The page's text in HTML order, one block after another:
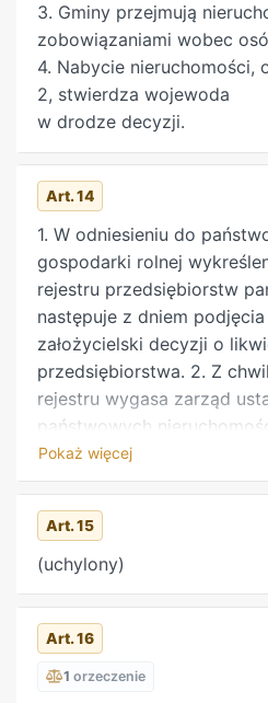
3. Gminy przejmują
zobowiązaniami wobec
4. Nabycie nieruchomości,
2, stwierdza wojewoda
w drodze decyzji.
Art. 14
1. W odniesieniu do
gospodarki rolnej
rejestru przedsiębiorstw
następuje z dniem
założycielski decyzji o
przedsiębiorstwa. 2. Z
rejestru wygasa zarząd
państwowych
nieruchomościach oraz
określonych w art. 1 pkt 2,
obowiązek wpłaty
wyznacza tymczasowego
zlikwidowanym
założycielski przekazuje
mienie oraz wierzytelności
zlikwidowanym
na dzień wykreślenia
Pokaż więcej
Art. 15
(uchylony)
Art. 16
1 orzeczenie